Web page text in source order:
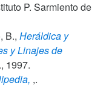
P. Sarmiento de
B., Heráldica y
y Linajes de
1997.
,.